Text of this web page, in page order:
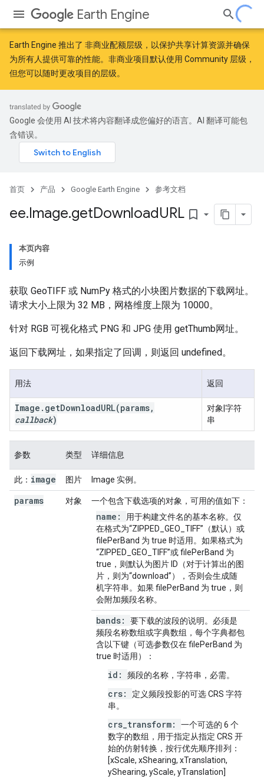
Earth Engine
Earth Engine 推出了 非商业配额层级 ，以保护共享计算资源并确保
为所有人提供可靠的性能。非商业项目默认使用 Community 层级，
但您可以随时更改项目的层级。
Google 会使用 AI 技术将内容翻译成您偏好的语言。AI 翻译可能包
含错误。
首页 产品 Google Earth Engine 参考文档
ee.Image.getDownloadURL bookmark_border
本页内容
示例
获取 GeoTIFF 或 NumPy 格式的小块图片数据的下载网址。
请求大小上限为 32 MB，网格维度上限为 10000。
针对 RGB 可视化格式 PNG 和 JPG 使用 getThumb网址。
返回下载网址，如果指定了回调，则返回 undefined。
用法 返回
Image . getDownloadURL(params,
callback)
对象|字符
串
参数 类型 详细信息
此： image 图片 Image 实例。
params 对象 一个包含下载选项的对象，可用的值如下：
name:
用于构建文件名的基本名称。仅
在格式为“ZIPPED_GEO_TIFF”（默认）或
filePerBand 为 true 时适用。如果格式为
“ZIPPED_GEO_TIFF”或 filePerBand 为
true，则默认为图片 ID（对于计算出的图
片，则为“download”），否则会生成随
机字符串。如果 filePerBand 为 true，则
会附加频段名称。
bands: 要下载的波段的说明。必须是
频段名称数组或字典数组，每个字典都包
含以下键（可选参数仅在 filePerBand 为
true 时适用）：
id: 频段的名称，字符串，必需。
crs:
定义频段投影的可选 CRS 字符
串。
crs_transform: 一个可选的 6 个
数字的数组，用于指定从指定 CRS 开
始的仿射转换，按行优先顺序排列：
[xScale, xShearing, xTranslation,
yShearing, yScale, yTranslation]